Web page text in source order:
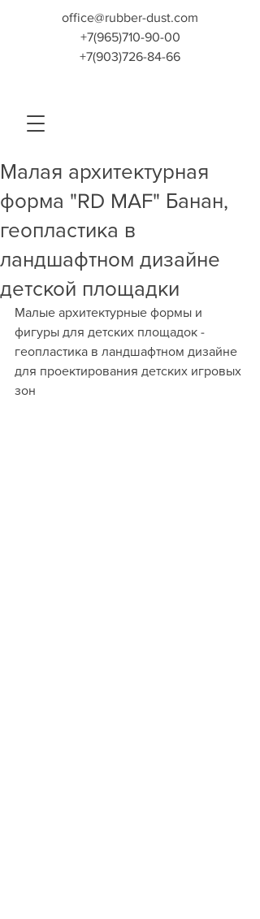
office@rubber-dust.com
+7(965)710-90-00
+7(903)726-84-66
Малая архитектурная
форма "RD MAF" Банан,
геопластика в
ландшафтном дизайне
детской площадки
Малые архитектурные формы и
фигуры для детских площадок -
геопластика в ландшафтном дизайне
для проектирования детских игровых
зон